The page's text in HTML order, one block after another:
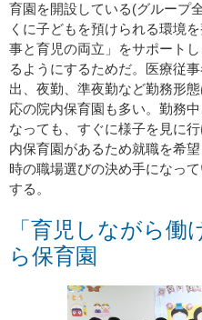
育園を開設している(グループ
くに子どもを預けられる環境
事と育児の両立」をサポート
るようにするためだ。医療従
出、夜勤、準夜勤など勤務形
応の院内保育園も多い。勤務
なっても、すぐに様子を見に
内保育園があるため就職を希
時の職場選びの決め手になっ
する。
「育児しながら
ら保育園